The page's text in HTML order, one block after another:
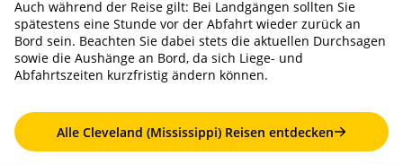
Auch während der Reise gilt: Bei Landgängen sollten Sie
spätestens eine Stunde vor der Abfahrt wieder zurück an
Bord sein. Beachten Sie dabei stets die aktuellen Durchsagen
sowie die Aushänge an Bord, da sich Liege- und
Abfahrtszeiten kurzfristig ändern können.
Alle Cleveland (Mississippi) Reisen entdecken